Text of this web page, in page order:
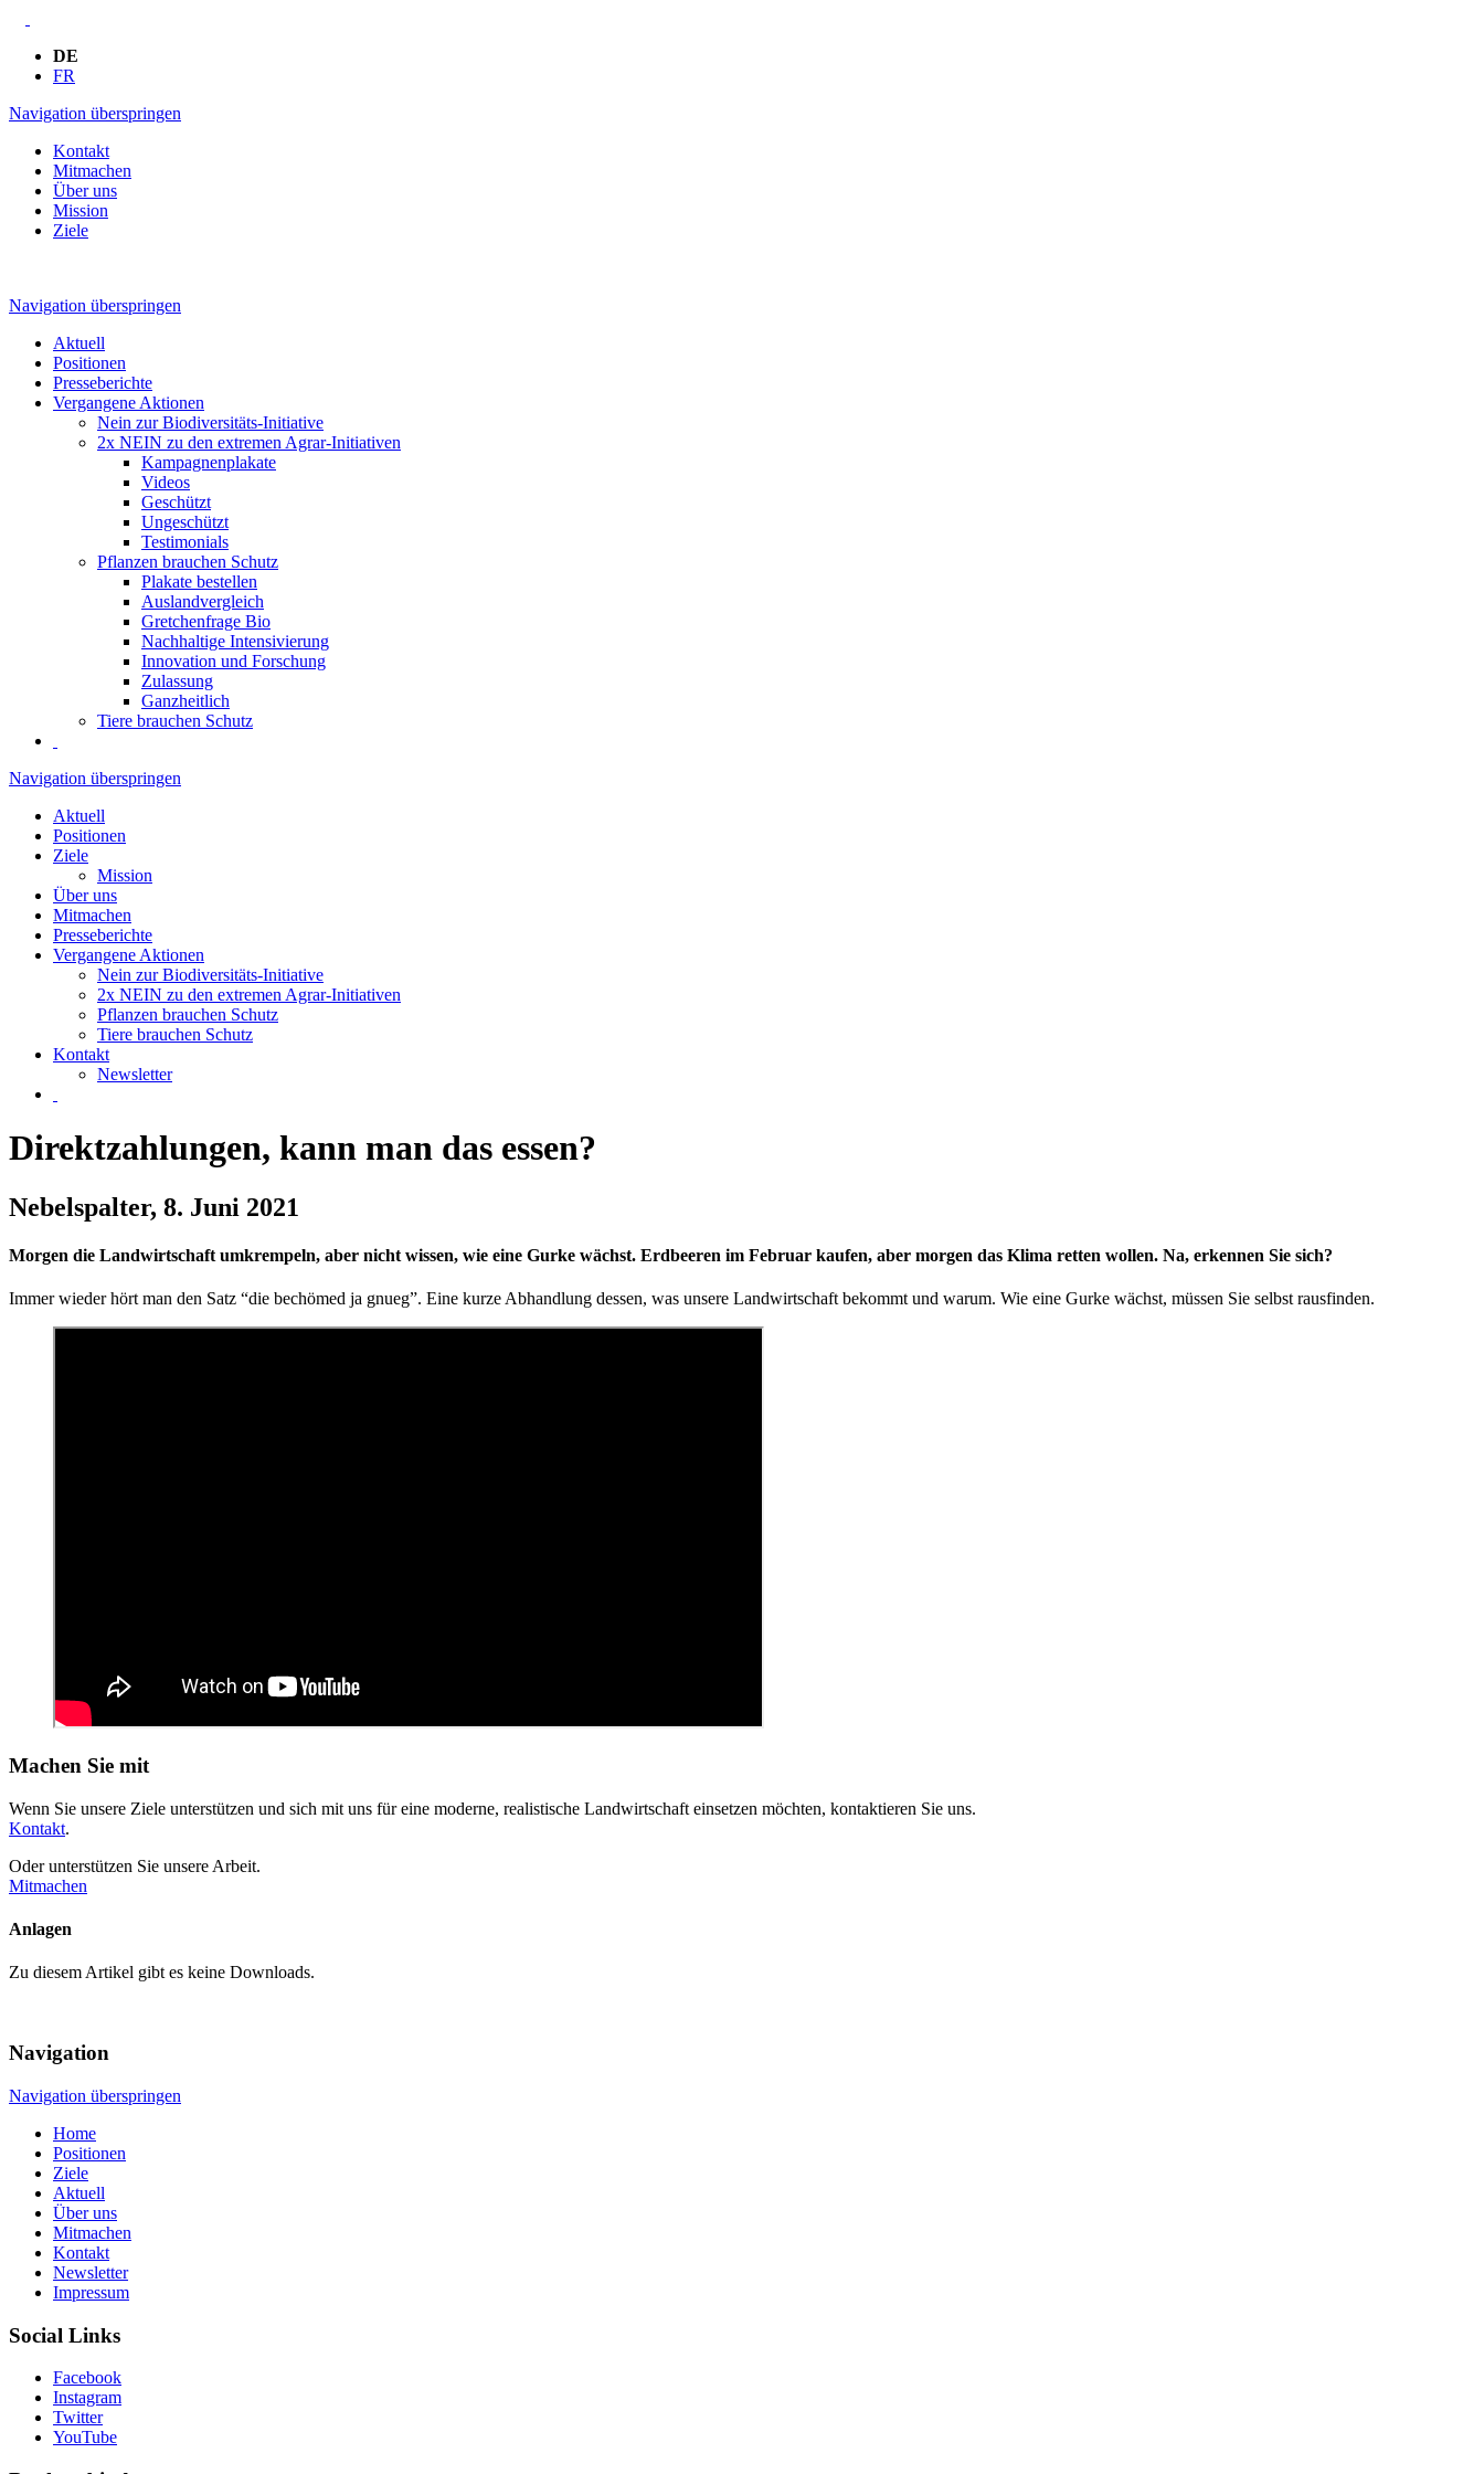
DE
FR
Navigation überspringen
Kontakt
Mitmachen
Über uns
Mission
Ziele
Navigation überspringen
Aktuell
Positionen
Presseberichte
Vergangene Aktionen
Nein zur Biodiversitäts-Initiative
2x NEIN zu den extremen Agrar-Initiativen
Kampagnenplakate
Videos
Geschützt
Ungeschützt
Testimonials
Pflanzen brauchen Schutz
Plakate bestellen
Auslandvergleich
Gretchenfrage Bio
Nachhaltige Intensivierung
Innovation und Forschung
Zulassung
Ganzheitlich
Tiere brauchen Schutz
Navigation überspringen
Aktuell
Positionen
Ziele
Mission
Über uns
Mitmachen
Presseberichte
Vergangene Aktionen
Nein zur Biodiversitäts-Initiative
2x NEIN zu den extremen Agrar-Initiativen
Pflanzen brauchen Schutz
Tiere brauchen Schutz
Kontakt
Newsletter
Direktzahlungen, kann man das essen?
Nebelspalter, 8. Juni 2021
Morgen die Landwirtschaft umkrempeln, aber nicht wissen, wie eine Gurke wächst. Erdbeeren im Februar kaufen, aber morgen das Klima retten wollen. Na, erkennen Sie sich?
Immer wieder hört man den Satz “die bechömed ja gnueg”. Eine kurze Abhandlung dessen, was unsere Landwirtschaft bekommt und warum. Wie eine Gurke wächst, müssen Sie selbst rausfinden.
Machen Sie mit
Wenn Sie unsere Ziele unterstützen und sich mit uns für eine mo­derne, realistische Land­wirt­schaft einsetzen möchten, kontak­tieren Sie uns.
Kontakt.
Oder unterstützen Sie unsere Arbeit.
Mitmachen
Anlagen
Zu diesem Artikel gibt es keine Downloads.
Navigation
Navigation überspringen
Home
Positionen
Ziele
Aktuell
Über uns
Mitmachen
Kontakt
Newsletter
Impressum
Social Links
Facebook
Instagram
Twitter
YouTube